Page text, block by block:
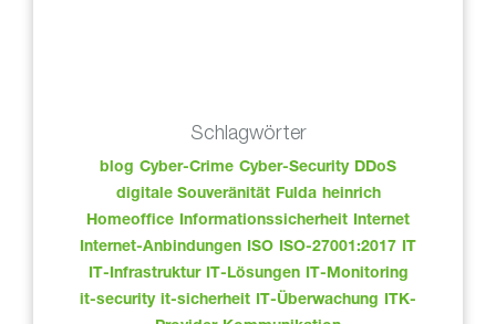
Schlagwörter
blog Cyber-Crime Cyber-Security DDoS
digitale Souveränität Fulda heinrich
Homeoffice Informationssicherheit Internet
Internet-Anbindungen ISO ISO-27001:2017 IT
IT-Infrastruktur IT-Lösungen IT-Monitoring
it-security it-sicherheit IT-Überwachung
ITK-